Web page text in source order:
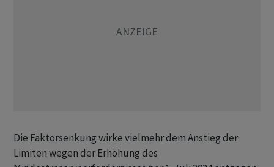
Die Faktorsenkung wirke vielmehr dem Anstieg der
Limiten wegen der Erhöhung des